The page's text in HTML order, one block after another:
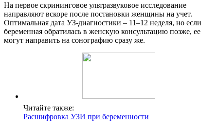
На первое скрининговое ультразвуковое исследование
направляют вскоре после постановки женщины на учет.
Оптимальная дата УЗ-диагностики – 11–12 неделя, но если
беременная обратилась в женскую консультацию позже, ее
могут направить на сонографию сразу же.
Читайте также:
Расшифровка УЗИ при беременности